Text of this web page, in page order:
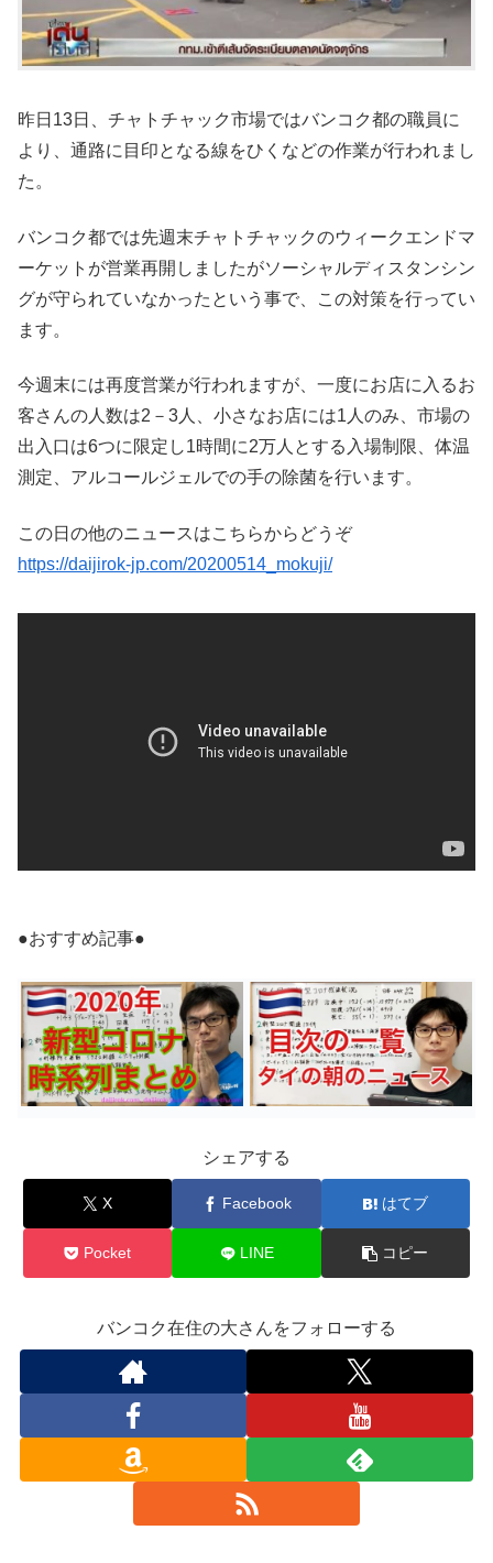
昨日13日、チャトチャック市場ではバンコク都の職員に
より、通路に目印となる線をひくなどの作業が行われまし
た。
バンコク都では先週末チャトチャックのウィークエンドマ
ーケットが営業再開しましたがソーシャルディスタンシン
グが守られていなかったという事で、この対策を行ってい
ます。
今週末には再度営業が行われますが、一度にお店に入るお
客さんの人数は2－3人、小さなお店には1人のみ、市場の
出入口は6つに限定し1時間に2万人とする入場制限、体温
測定、アルコールジェルでの手の除菌を行います。
この日の他のニュースはこちらからどうぞ
https://daijirok-jp.com/20200514_mokuji/
●おすすめ記事●
シェアする
X Facebook はてブ
Pocket LINE コピー
バンコク在住の大さんをフォローする